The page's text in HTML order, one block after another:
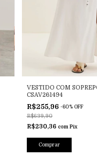
VESTIDO COM
CSAV261494
R$255,96 -60% OFF
R$639,90
R$230,36 com Pix
Comprar